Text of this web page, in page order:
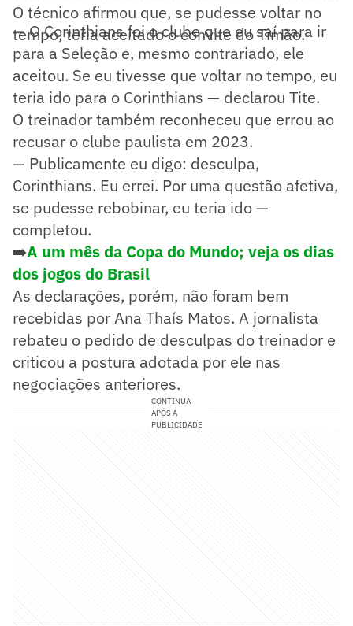
O técnico afirmou que, se pudesse voltar no
tempo, teria aceitado o convite do Timão.
— O Corinthians foi o clube que eu saí para ir
para a Seleção e, mesmo contrariado, ele
aceitou. Se eu tivesse que voltar no tempo, eu
teria ido para o Corinthians — declarou Tite.
O treinador também reconheceu que errou ao
recusar o clube paulista em 2023.
— Publicamente eu digo: desculpa,
Corinthians. Eu errei. Por uma questão afetiva,
se pudesse rebobinar, eu teria ido —
completou.
➡️A um mês da Copa do Mundo; veja os dias
dos jogos do Brasil
As declarações, porém, não foram bem
recebidas por Ana Thaís Matos. A jornalista
rebateu o pedido de desculpas do treinador e
criticou a postura adotada por ele nas
negociações anteriores.
CONTINUA
APÓS A
PUBLICIDADE